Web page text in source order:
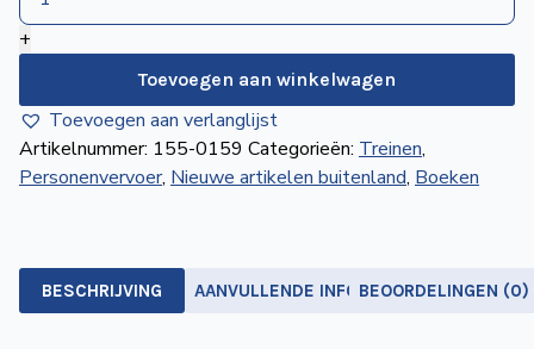
alle
Frecce
Secondo
Volume
aantal
+
Toevoegen aan winkelwagen
Toevoegen aan verlanglijst
Artikelnummer: 155-0159 Categorieën: Treinen,
Personenvervoer, Nieuwe artikelen buitenland, Boeken
BESCHRIJVING AANVULLENDE INFORMATIEBEOORDELINGEN (0)